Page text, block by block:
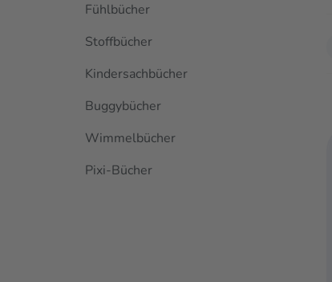
Fühlbücher
Stoffbücher
Kindersachbücher
Buggybücher
Wimmelbücher
Pixi-Bücher